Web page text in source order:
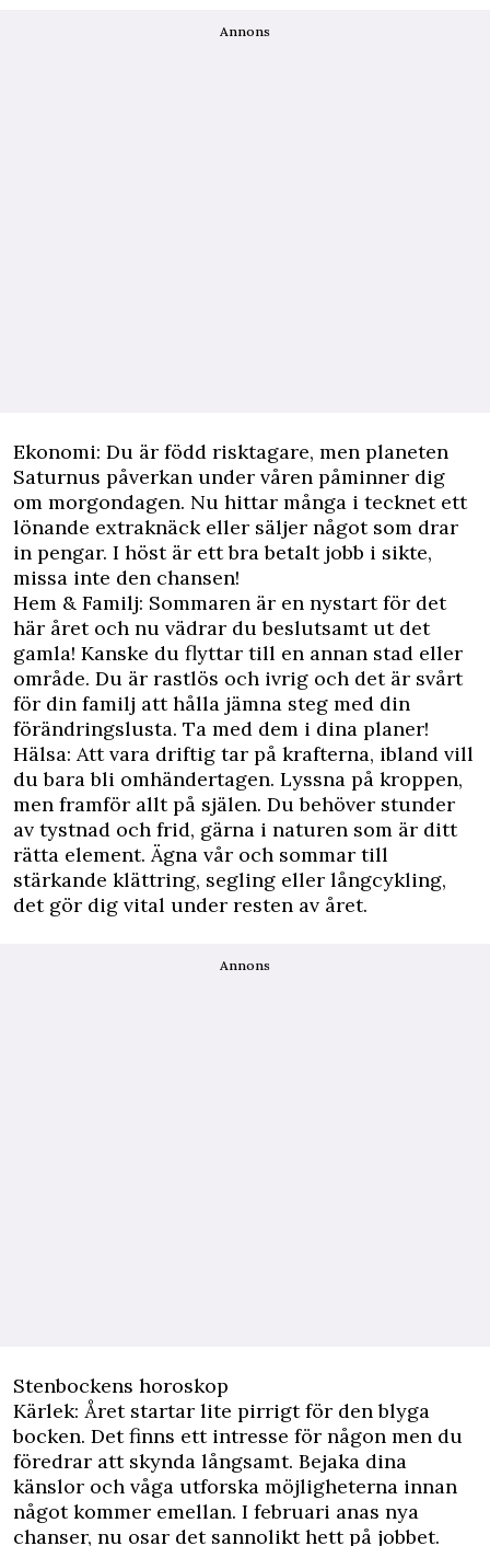
Annons
Ekonomi: Du är född risktagare, men planeten
Saturnus påverkan under våren påminner dig
om morgondagen. Nu hittar många i tecknet ett
lönande extraknäck eller säljer något som drar
in pengar. I höst är ett bra betalt jobb i sikte,
missa inte den chansen!
Hem & Familj: Sommaren är en nystart för det
här året och nu vädrar du beslutsamt ut det
gamla! Kanske du flyttar till en annan stad eller
område. Du är rastlös och ivrig och det är svårt
för din familj att hålla jämna steg med din
förändringslusta. Ta med dem i dina planer!
Hälsa: Att vara driftig tar på krafterna, ibland vill
du bara bli omhändertagen. Lyssna på kroppen,
men framför allt på själen. Du behöver stunder
av tystnad och frid, gärna i naturen som är ditt
rätta element. Ägna vår och sommar till
stärkande klättring, segling eller långcykling,
det gör dig vital under resten av året.
Annons
Stenbockens horoskop
Kärlek: Året startar lite pirrigt för den blyga
bocken. Det finns ett intresse för någon men du
föredrar att skynda långsamt. Bejaka dina
känslor och våga utforska möjligheterna innan
något kommer emellan. I februari anas nya
chanser, nu osar det sannolikt hett på jobbet.